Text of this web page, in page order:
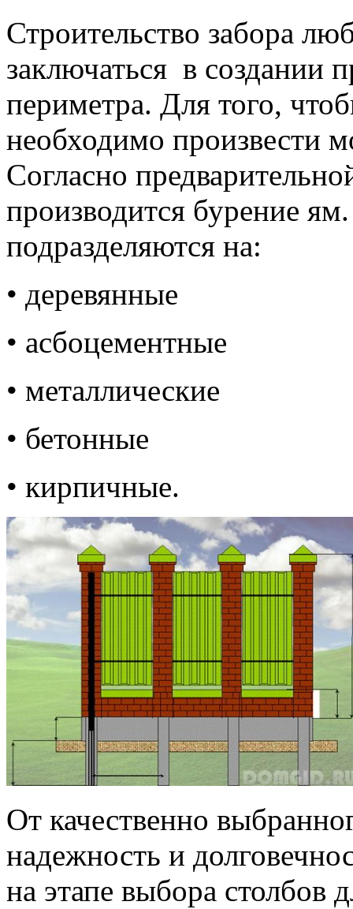
Строительство забора
заключаться в создании
периметра. Для того,
необходимо произвести
Согласно
производится бурение
подразделяются на:
• деревянные
• асбоцементные
• металлические
• бетонные
• кирпичные.
От качественно
надежность и
на этапе выбора столбов